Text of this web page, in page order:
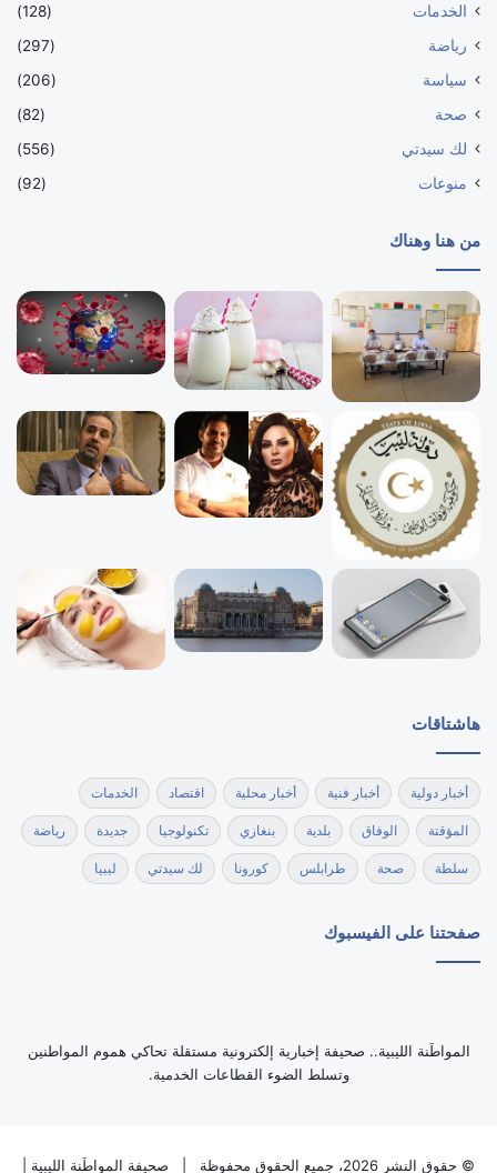
الخدمات
(128)
رياضة
(297)
سياسة
(206)
صحة
(82)
لك سيدتي
(556)
منوعات
(92)
من هنا وهناك
هاشتاقات
أخبار دولية أخبار فنية أخبار محلية اقتصاد الخدمات
المؤقتة الوفاق بلدية بنغازي تكنولوجيا جديدة رياضة
سلطة صحة طرابلس كورونا لك سيدتي ليبيا
صفحتنا على الفيسبوك
‏المواطَنة الليبية.. صحيفة إخبارية إلكترونية مستقلة تحاكي هموم المواطنين
وتسلط الضوء القطاعات الخدمية.
© حقوق النشر 2026، جميع الحقوق محفوظة | صحيفة المواطَنة الليبية